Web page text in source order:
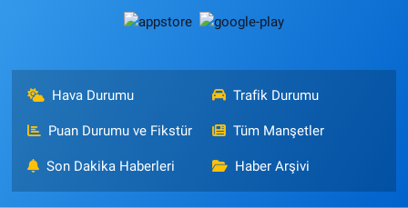
Hava Durumu Trafik Durumu
Puan Durumu ve Fikstür Tüm Manşetler
Son Dakika Haberleri Haber Arşivi